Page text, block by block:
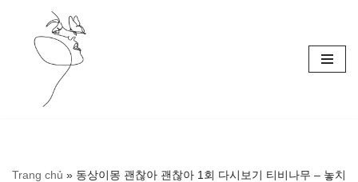
Skip
Trang chủ » 동상이몽 괜찮아 괜찮아 1회 다시보기 티비나무 – 놓치